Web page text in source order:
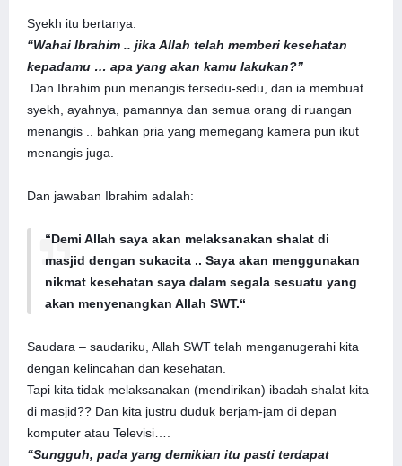
Syekh itu bertanya:
“Wahai Ibrahim .. jika Allah telah memberi kesehatan
kepadamu … apa yang akan kamu lakukan?”
Dan Ibrahim pun menangis tersedu-sedu, dan ia membuat
syekh, ayahnya, pamannya dan semua orang di ruangan
menangis .. bahkan pria yang memegang kamera pun ikut
menangis juga.
Dan jawaban Ibrahim adalah:
“Demi Allah saya akan melaksanakan shalat di
masjid dengan sukacita .. Saya akan menggunakan
nikmat kesehatan saya dalam segala sesuatu yang
akan menyenangkan Allah SWT.“
Saudara – saudariku, Allah SWT telah menganugerahi kita
dengan kelincahan dan kesehatan.
Tapi kita tidak melaksanakan (mendirikan) ibadah shalat kita
di masjid?? Dan kita justru duduk berjam-jam di depan
komputer atau Televisi….
“Sungguh, pada yang demikian itu pasti terdapat